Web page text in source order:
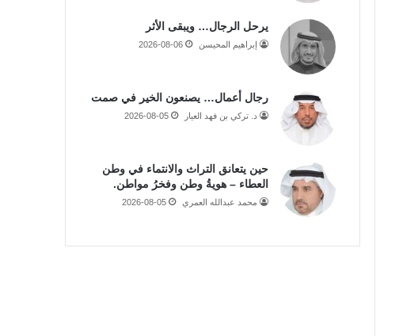
يرحل الرجال… ويبقى الأثر
إبراهيم المحيسن 2026-08-06
رجال أعمال… يصنعون الخير في صمت
د. تركي بن فهد العيار 2026-08-05
حين يتعانق التراث والانتماء في وطن
العطاء – هويةُ وطن وفخرُ مواطن.
محمد عبدالله العمري 2026-08-05